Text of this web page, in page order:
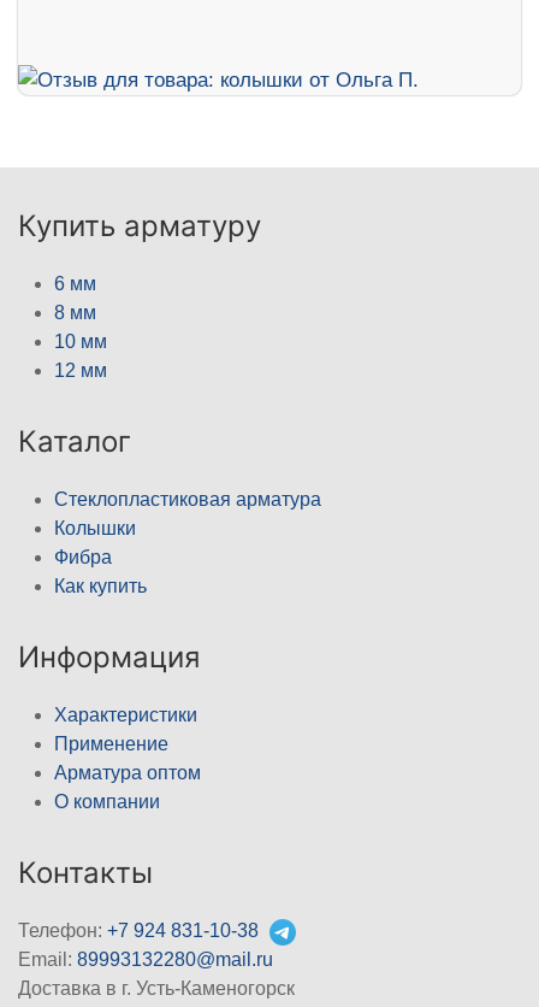
Купить арматуру
6 мм
8 мм
10 мм
12 мм
Каталог
Стеклопластиковая арматура
Колышки
Фибра
Как купить
Информация
Характеристики
Применение
Арматура оптом
О компании
Контакты
Телефон: +7 924 831-10-38
Email: 89993132280@mail.ru
Доставка в г. Усть-Каменогорск